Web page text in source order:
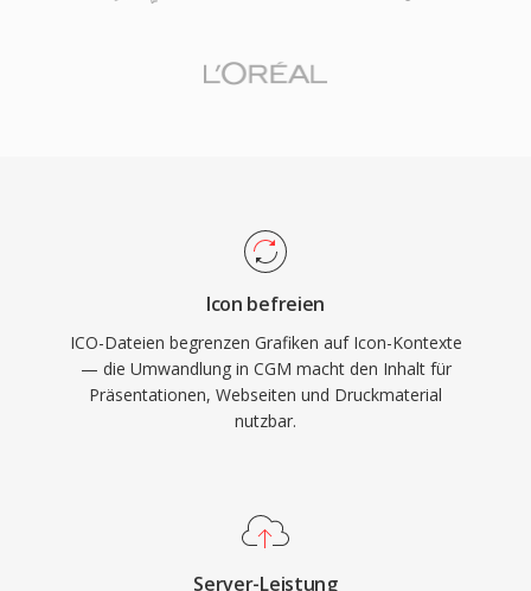
Icon befreien
ICO-Dateien begrenzen Grafiken auf Icon-Kontexte
— die Umwandlung in CGM macht den Inhalt für
Präsentationen, Webseiten und Druckmaterial
nutzbar.
Server-Leistung